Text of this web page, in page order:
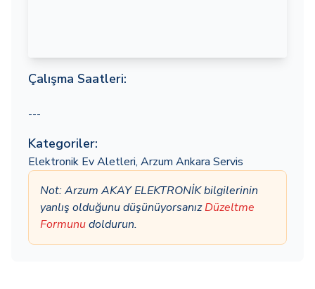
Çalışma Saatleri:
---
Kategoriler:
Elektronik Ev Aletleri, Arzum Ankara Servis
Not: Arzum AKAY ELEKTRONİK bilgilerinin
yanlış olduğunu düşünüyorsanızDüzeltme
Formunudoldurun.